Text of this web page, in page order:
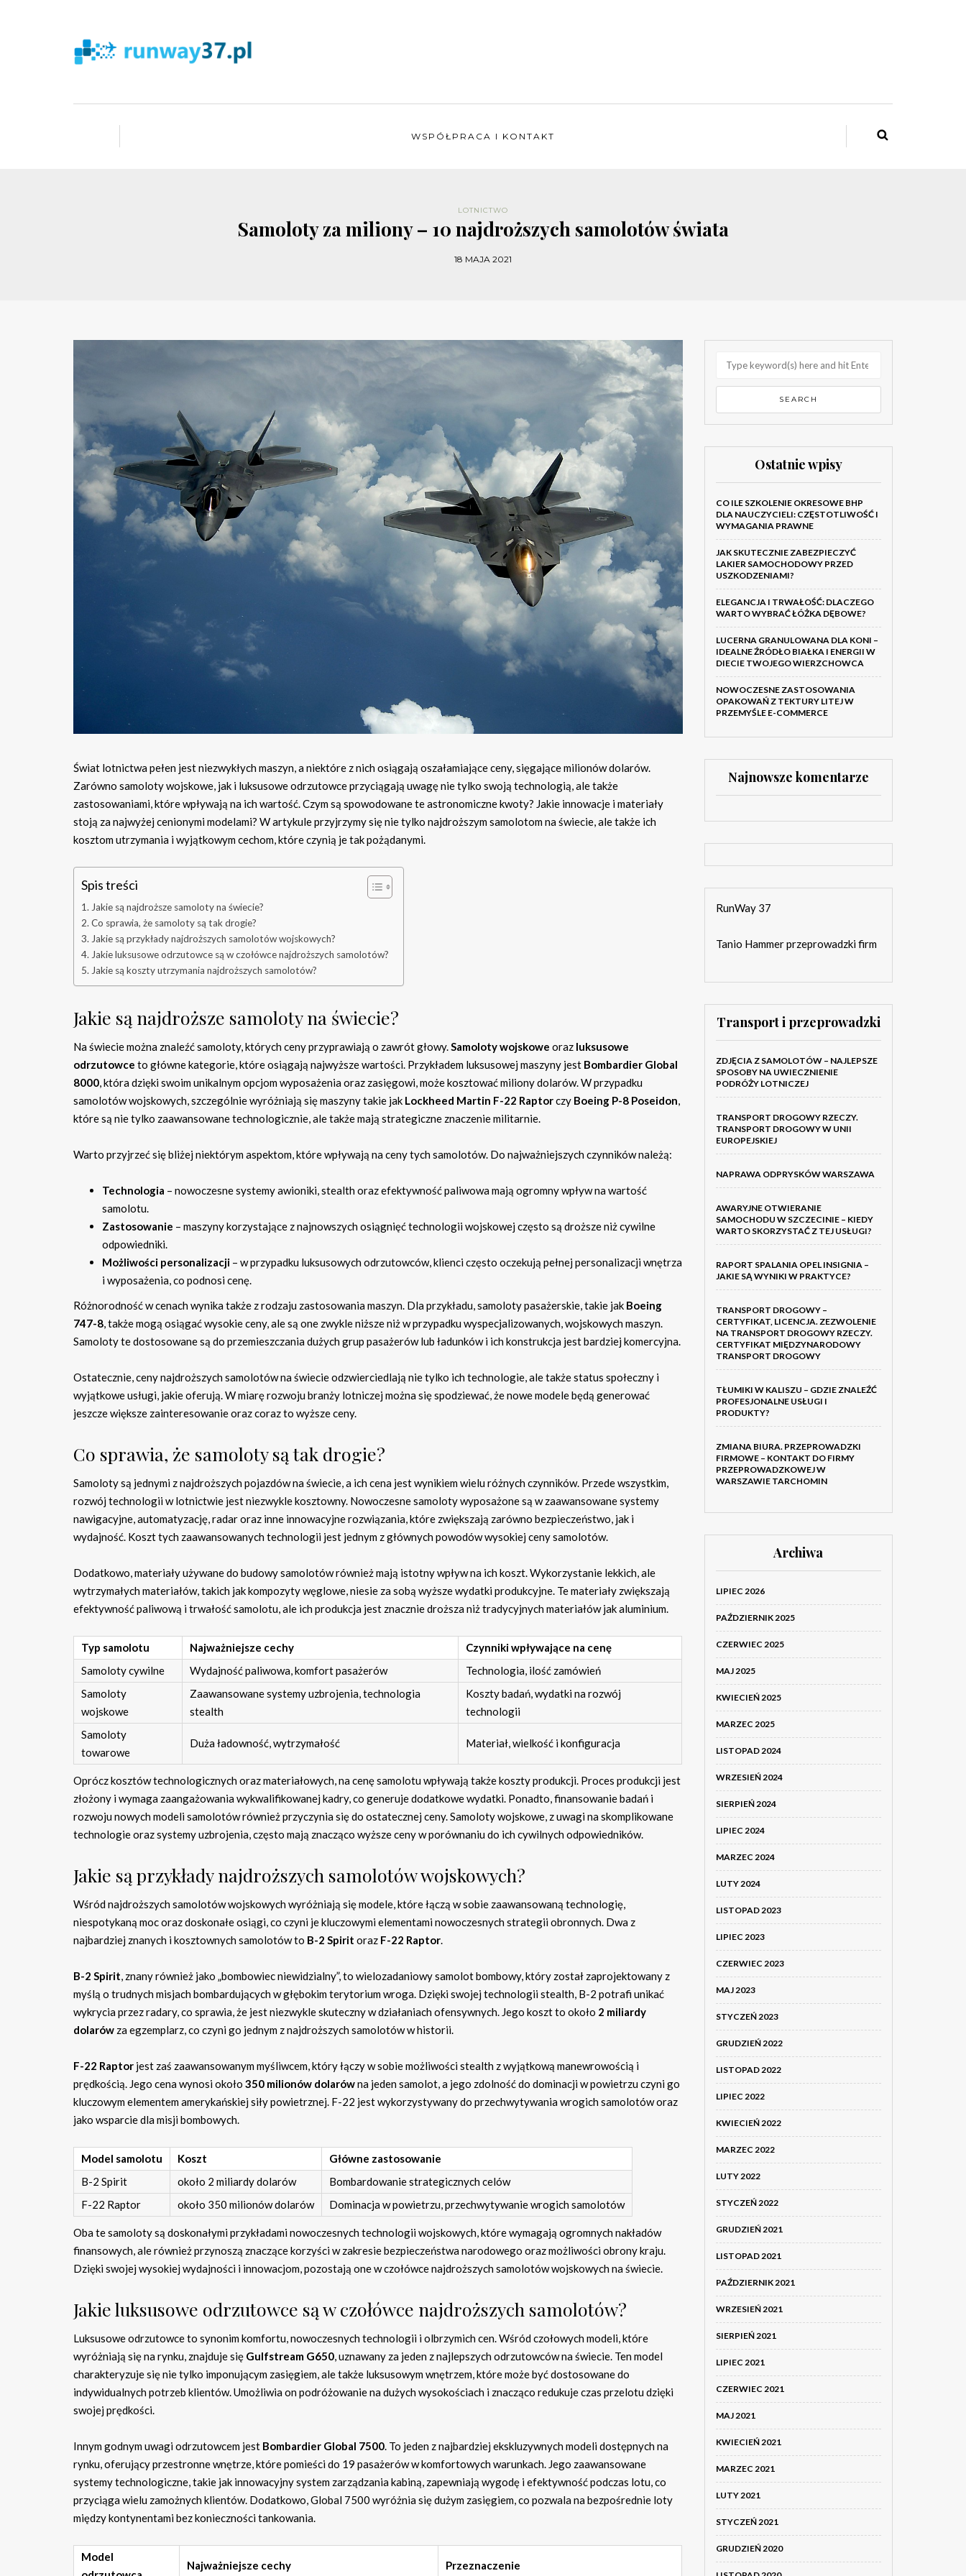
WSPÓŁPRACA I KONTAKT
LOTNICTWO
Samoloty za miliony – 10 najdroższych samolotów świata
18 MAJA 2021
Świat lotnictwa pełen jest niezwykłych maszyn, a niektóre z nich osiągają oszałamiające ceny, sięgające milionów dolarów.
Zarówno samoloty wojskowe, jak i luksusowe odrzutowce przyciągają uwagę nie tylko swoją technologią, ale także
zastosowaniami, które wpływają na ich wartość. Czym są spowodowane te astronomiczne kwoty? Jakie innowacje i materiały
stoją za najwyżej cenionymi modelami? W artykule przyjrzymy się nie tylko najdroższym samolotom na świecie, ale także ich
kosztom utrzymania i wyjątkowym cechom, które czynią je tak pożądanymi.
Spis treści
Jakie są najdroższe samoloty na świecie?
Co sprawia, że samoloty są tak drogie?
Jakie są przykłady najdroższych samolotów wojskowych?
Jakie luksusowe odrzutowce są w czołówce najdroższych samolotów?
Jakie są koszty utrzymania najdroższych samolotów?
Jakie są najdroższe samoloty na świecie?
Na świecie można znaleźć samoloty, których ceny przyprawiają o zawrót głowy.Samoloty wojskowe oraz luksusowe
odrzutowce to główne kategorie, które osiągają najwyższe wartości. Przykładem luksusowej maszyny jest Bombardier Global
8000, która dzięki swoim unikalnym opcjom wyposażenia oraz zasięgowi, może kosztować miliony dolarów. W przypadku
samolotów wojskowych, szczególnie wyróżniają się maszyny takie jak Lockheed Martin F-22 Raptorczy Boeing P-8 Poseidon,
które są nie tylko zaawansowane technologicznie, ale także mają strategiczne znaczenie militarnie.
Warto przyjrzeć się bliżej niektórym aspektom, które wpływają na ceny tych samolotów. Do najważniejszych czynników należą:
Technologia – nowoczesne systemy awioniki, stealth oraz efektywność paliwowa mają ogromny wpływ na wartość
samolotu.
Zastosowanie – maszyny korzystające z najnowszych osiągnięć technologii wojskowej często są droższe niż cywilne
odpowiedniki.
Możliwości personalizacji – w przypadku luksusowych odrzutowców, klienci często oczekują pełnej personalizacji wnętrza
i wyposażenia, co podnosi cenę.
Różnorodność w cenach wynika także z rodzaju zastosowania maszyn. Dla przykładu, samoloty pasażerskie, takie jak Boeing
747-8, także mogą osiągać wysokie ceny, ale są one zwykle niższe niż w przypadku wyspecjalizowanych, wojskowych maszyn.
Samoloty te dostosowane są do przemieszczania dużych grup pasażerów lub ładunków i ich konstrukcja jest bardziej komercyjna.
Ostatecznie, ceny najdroższych samolotów na świecie odzwierciedlają nie tylko ich technologie, ale także status społeczny i
wyjątkowe usługi, jakie oferują. W miarę rozwoju branży lotniczej można się spodziewać, że nowe modele będą generować
jeszcze większe zainteresowanie oraz coraz to wyższe ceny.
Co sprawia, że samoloty są tak drogie?
Samoloty są jednymi z najdroższych pojazdów na świecie, a ich cena jest wynikiem wielu różnych czynników. Przede wszystkim,
rozwój technologii w lotnictwie jest niezwykle kosztowny. Nowoczesne samoloty wyposażone są w zaawansowane systemy
nawigacyjne, automatyzację, radar oraz inne innowacyjne rozwiązania, które zwiększają zarówno bezpieczeństwo, jak i
wydajność. Koszt tych zaawansowanych technologii jest jednym z głównych powodów wysokiej ceny samolotów.
Dodatkowo, materiały używane do budowy samolotów również mają istotny wpływ na ich koszt. Wykorzystanie lekkich, ale
wytrzymałych materiałów, takich jak kompozyty węglowe, niesie za sobą wyższe wydatki produkcyjne. Te materiały zwiększają
efektywność paliwową i trwałość samolotu, ale ich produkcja jest znacznie droższa niż tradycyjnych materiałów jak aluminium.
Typ samolotu Najważniejsze cechy
Czynniki wpływające na cenę
Samoloty cywilne
Wydajność paliwowa, komfort pasażerów
Technologia, ilość zamówień
Samoloty
wojskowe
Zaawansowane systemy uzbrojenia, technologia
stealth
Koszty badań, wydatki na rozwój
technologii
Samoloty
towarowe
Duża ładowność, wytrzymałość Materiał, wielkość i konfiguracja
Oprócz kosztów technologicznych oraz materiałowych, na cenę samolotu wpływają także koszty produkcji. Proces produkcji jest
złożony i wymaga zaangażowania wykwalifikowanej kadry, co generuje dodatkowe wydatki. Ponadto, finansowanie badań i
rozwoju nowych modeli samolotów również przyczynia się do ostatecznej ceny. Samoloty wojskowe, z uwagi na skomplikowane
technologie oraz systemy uzbrojenia, często mają znacząco wyższe ceny w porównaniu do ich cywilnych odpowiedników.
Jakie są przykłady najdroższych samolotów wojskowych?
Wśród najdroższych samolotów wojskowych wyróżniają się modele, które łączą w sobie zaawansowaną technologię,
niespotykaną moc oraz doskonałe osiągi, co czyni je kluczowymi elementami nowoczesnych strategii obronnych. Dwa z
najbardziej znanych i kosztownych samolotów to B-2 Spirit oraz F-22 Raptor.
B-2 Spirit, znany również jako „bombowiec niewidzialny”, to wielozadaniowy samolot bombowy, który został zaprojektowany z
myślą o trudnych misjach bombardujących w głębokim terytorium wroga. Dzięki swojej technologii stealth, B-2 potrafi unikać
wykrycia przez radary, co sprawia, że jest niezwykle skuteczny w działaniach ofensywnych. Jego koszt to około 2 miliardy
dolarów za egzemplarz, co czyni go jednym z najdroższych samolotów w historii.
F-22 Raptor jest zaś zaawansowanym myśliwcem, który łączy w sobie możliwości stealth z wyjątkową manewrowością i
prędkością. Jego cena wynosi około 350 milionów dolarówna jeden samolot, a jego zdolność do dominacji w powietrzu czyni go
kluczowym elementem amerykańskiej siły powietrznej. F-22 jest wykorzystywany do przechwytywania wrogich samolotów oraz
jako wsparcie dla misji bombowych.
Model samolotu Koszt
Główne zastosowanie
B-2 Spirit
około 2 miliardy dolarów
Bombardowanie strategicznych celów
F-22 Raptor
około 350 milionów dolarów Dominacja w powietrzu, przechwytywanie wrogich samolotów
Oba te samoloty są doskonałymi przykładami nowoczesnych technologii wojskowych, które wymagają ogromnych nakładów
finansowych, ale również przynoszą znaczące korzyści w zakresie bezpieczeństwa narodowego oraz możliwości obrony kraju.
Dzięki swojej wysokiej wydajności i innowacjom, pozostają one w czołówce najdroższych samolotów wojskowych na świecie.
Jakie luksusowe odrzutowce są w czołówce najdroższych samolotów?
Luksusowe odrzutowce to synonim komfortu, nowoczesnych technologii i olbrzymich cen. Wśród czołowych modeli, które
wyróżniają się na rynku, znajduje się Gulfstream G650, uznawany za jeden z najlepszych odrzutowców na świecie. Ten model
charakteryzuje się nie tylko imponującym zasięgiem, ale także luksusowym wnętrzem, które może być dostosowane do
indywidualnych potrzeb klientów. Umożliwia on podróżowanie na dużych wysokościach i znacząco redukuje czas przelotu dzięki
swojej prędkości.
Innym godnym uwagi odrzutowcem jest Bombardier Global 7500. To jeden z najbardziej ekskluzywnych modeli dostępnych na
rynku, oferujący przestronne wnętrze, które pomieści do 19 pasażerów w komfortowych warunkach. Jego zaawansowane
systemy technologiczne, takie jak innowacyjny system zarządzania kabiną, zapewniają wygodę i efektywność podczas lotu, co
przyciąga wielu zamożnych klientów. Dodatkowo, Global 7500 wyróżnia się dużym zasięgiem, co pozwala na bezpośrednie loty
między kontynentami bez konieczności tankowania.
Model
Najważniejsze cechy Przeznaczenie
Ostatnie wpisy
CO ILE SZKOLENIE OKRESOWE BHP
DLA NAUCZYCIELI: CZĘSTOTLIWOŚĆ I
WYMAGANIA PRAWNE
JAK SKUTECZNIE ZABEZPIECZYĆ
LAKIER SAMOCHODOWY PRZED
USZKODZENIAMI?
ELEGANCJA I TRWAŁOŚĆ: DLACZEGO
WARTO WYBRAĆ ŁÓŻKA DĘBOWE?
LUCERNA GRANULOWANA DLA KONI –
IDEALNE ŹRÓDŁO BIAŁKA I ENERGII W
DIECIE TWOJEGO WIERZCHOWCA
NOWOCZESNE ZASTOSOWANIA
OPAKOWAŃ Z TEKTURY LITEJ W
PRZEMYŚLE E-COMMERCE
Najnowsze komentarze
RunWay 37
Tanio Hammer przeprowadzki firm
Transport i przeprowadzki
ZDJĘCIA Z SAMOLOTÓW – NAJLEPSZE
SPOSOBY NA UWIECZNIENIE
PODRÓŻY LOTNICZEJ
TRANSPORT DROGOWY RZECZY.
TRANSPORT DROGOWY W UNII
EUROPEJSKIEJ
NAPRAWA ODPRYSKÓW WARSZAWA
AWARYJNE OTWIERANIE
SAMOCHODU W SZCZECINIE – KIEDY
WARTO SKORZYSTAĆ Z TEJ USŁUGI?
RAPORT SPALANIA OPEL INSIGNIA –
JAKIE SĄ WYNIKI W PRAKTYCE?
TRANSPORT DROGOWY –
CERTYFIKAT, LICENCJA. ZEZWOLENIE
NA TRANSPORT DROGOWY RZECZY.
CERTYFIKAT MIĘDZYNARODOWY
TRANSPORT DROGOWY
TŁUMIKI W KALISZU – GDZIE ZNALEŹĆ
PROFESJONALNE USŁUGI I
PRODUKTY?
ZMIANA BIURA. PRZEPROWADZKI
FIRMOWE – KONTAKT DO FIRMY
PRZEPROWADZKOWEJ W
WARSZAWIE TARCHOMIN
Archiwa
LIPIEC 2026
PAŹDZIERNIK 2025
CZERWIEC 2025
MAJ 2025
KWIECIEŃ 2025
MARZEC 2025
LISTOPAD 2024
WRZESIEŃ 2024
SIERPIEŃ 2024
LIPIEC 2024
MARZEC 2024
LUTY 2024
LISTOPAD 2023
LIPIEC 2023
CZERWIEC 2023
MAJ 2023
STYCZEŃ 2023
GRUDZIEŃ 2022
LISTOPAD 2022
LIPIEC 2022
KWIECIEŃ 2022
MARZEC 2022
LUTY 2022
STYCZEŃ 2022
GRUDZIEŃ 2021
LISTOPAD 2021
PAŹDZIERNIK 2021
WRZESIEŃ 2021
SIERPIEŃ 2021
LIPIEC 2021
CZERWIEC 2021
MAJ 2021
KWIECIEŃ 2021
MARZEC 2021
LUTY 2021
STYCZEŃ 2021
GRUDZIEŃ 2020